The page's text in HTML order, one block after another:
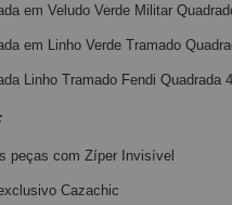
em Veludo Verde Militar
em Linho Verde Tramado
Linho Tramado Fendi Quadrada
peças com Zíper Invisível
Cazachic